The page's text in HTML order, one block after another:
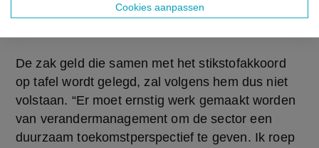
Cookies aanpassen
De zak geld die samen met het stikstofakkoord
op tafel wordt gelegd, zal volgens hem dus niet
volstaan. “Er moet ernstig werk gemaakt worden
van verandermanagement om de sector een
duurzaam toekomstperspectief te geven. Ik roep